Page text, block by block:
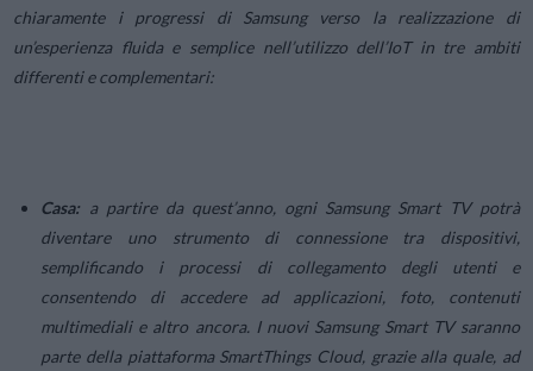
chiaramente i progressi di Samsung verso la realizzazione di
un’esperienza fluida e semplice nell’utilizzo dell’IoT in tre ambiti
differenti e complementari:
Casa: a partire da quest’anno, ogni Samsung Smart TV potrà
diventare uno strumento di connessione tra dispositivi,
semplificando i processi di collegamento degli utenti e
consentendo di accedere ad applicazioni, foto, contenuti
multimediali e altro ancora. I nuovi Samsung Smart TV saranno
parte della piattaforma SmartThings Cloud, grazie alla quale, ad